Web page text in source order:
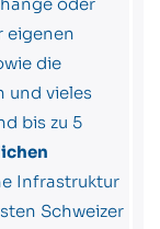
eigenen
die
und vieles
bis zu 5
Infrastruktur
Schweizer